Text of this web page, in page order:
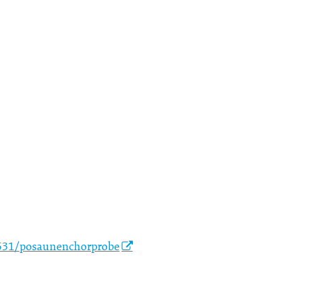
posaunenchorprobe